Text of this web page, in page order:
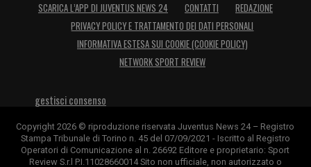
SCARICA L’APP DI JUVENTUS NEWS 24 CONTATTI
REDAZIONE
PRIVACY POLICY E TRATTAMENTO DEI DATI PERSONALI
INFORMATIVA ESTESA SUI COOKIE (COOKIE POLICY)
NETWORK SPORT REVIEW
gestisci consenso
Copyright 2026 © riproduzione riservata Juventus News 24 – Registro
Stampa Tribunale di Torino n. 45 del 07/09/2021 - Iscritto al Registro
Operatori di Comunicazione al n. 26692 Editore e proprietario: Sport
Review S.r.l P.I.11028660014 Sito non ufficiale, non autorizzato o